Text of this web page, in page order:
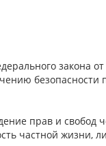
закона
безопасности
прав и свобод
частной жизни,